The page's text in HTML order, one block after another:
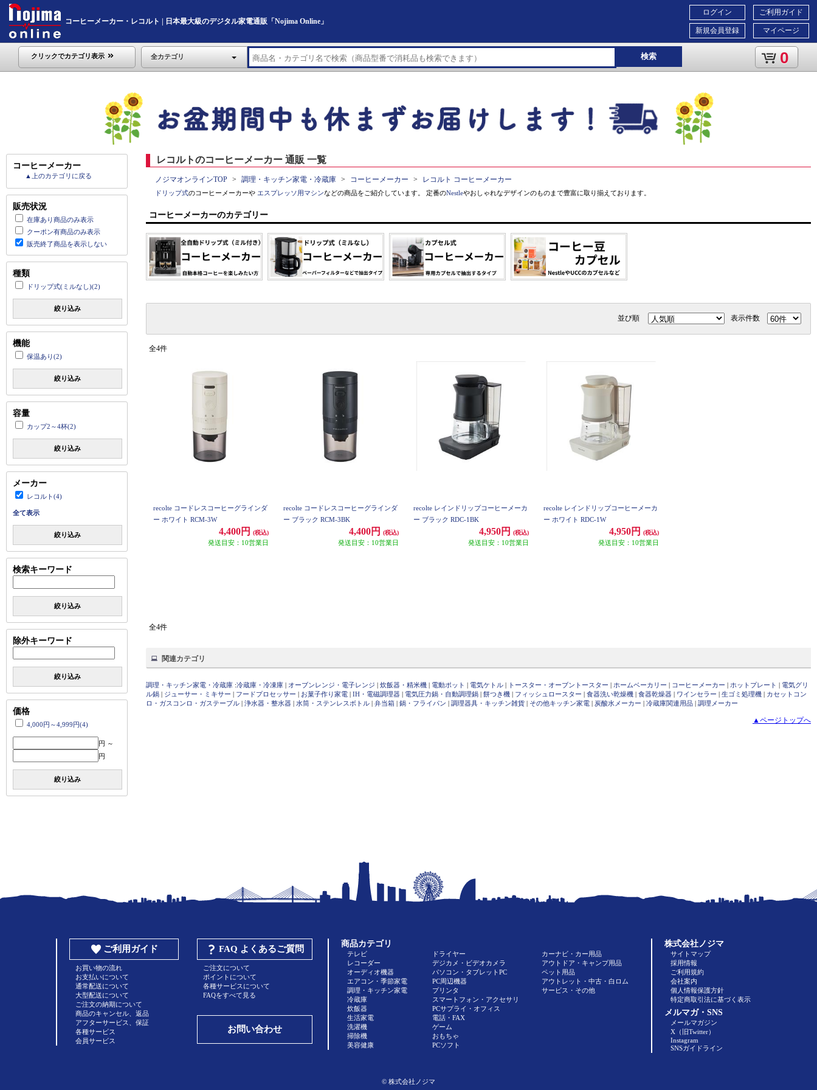
コーヒーメーカー・レコルト | 日本最大級のデジタル家電通販「Nojima Online」
ご利用ガイド
マイページ
ログイン
新規会員登録
クリックでカテゴリ表示 全カテゴリ 検索 0
コーヒーメーカー
▲上のカテゴリに戻る
販売状況
在庫あり商品のみ表示
クーポン有商品のみ表示
販売終了商品を表示しない
種類
ドリップ式(ミルなし)(2)
絞り込み
機能
保温あり(2)
絞り込み
容量
カップ2～4杯(2)
絞り込み
メーカー
レコルト(4)
全て表示
絞り込み
検索キーワード
絞り込み
除外キーワード
絞り込み
価格
4,000円～4,999円(4)
円 ～
円
絞り込み
レコルトのコーヒーメーカー 通販 一覧
ノジマオンラインTOP 調理・キッチン家電・冷蔵庫 コーヒーメーカー レコルト コーヒーメーカー
ドリップ式のコーヒーメーカーや エスプレッソ用マシンなどの商品をご紹介しています。 定番のNestleやおしゃれなデザインのものまで豊富に取り揃えております。
コーヒーメーカーのカテゴリー
並び順 表示件数
全4件
recolte コードレスコーヒーグラインダ
ー ホワイト RCM-3W
4,400円 (税込)
発送目安：10営業日
recolte コードレスコーヒーグラインダ
ー ブラック RCM-3BK
4,400円 (税込)
発送目安：10営業日
recolte レインドリップコーヒーメーカ
ー ブラック RDC-1BK
4,950円 (税込)
発送目安：10営業日
recolte レインドリップコーヒーメーカ
ー ホワイト RDC-1W
4,950円 (税込)
発送目安：10営業日
全4件
関連カテゴリ
調理・キッチン家電・冷蔵庫 :冷蔵庫・冷凍庫 | オーブンレンジ・電子レンジ | 炊飯器・精米機 | 電動ポット | 電気ケトル | トースター・オーブントースター | ホームベーカリー | コーヒーメーカー | ホットプレート | 電気グリ
ル鍋 | ジューサー・ミキサー | フードプロセッサー | お菓子作り家電 | IH・電磁調理器 | 電気圧力鍋・自動調理鍋 | 餅つき機 | フィッシュロースター | 食器洗い乾燥機 | 食器乾燥器 | ワインセラー | 生ゴミ処理機 | カセットコン
ロ・ガスコンロ・ガステーブル | 浄水器・整水器 | 水筒・ステンレスボトル | 弁当箱 | 鍋・フライパン | 調理器具・キッチン雑貨 | その他キッチン家電 | 炭酸水メーカー | 冷蔵庫関連用品 | 調理メーカー
▲ページトップへ
ご利用ガイド
お買い物の流れ
お支払いについて
通常配送について
大型配送について
ご注文の納期について
商品のキャンセル、返品
アフターサービス、保証
各種サービス
会員サービス
FAQ よくあるご質問
ご注文について
ポイントについて
各種サービスについて
FAQをすべて見る
お問い合わせ
商品カテゴリ
テレビ
レコーダー
オーディオ機器
エアコン・季節家電
調理・キッチン家電
冷蔵庫
炊飯器
生活家電
洗濯機
掃除機
美容健康
ドライヤー
デジカメ・ビデオカメラ
パソコン・タブレットPC
PC周辺機器
プリンタ
スマートフォン・アクセサリ
PCサプライ・オフィス
電話・FAX
ゲーム
おもちゃ
PCソフト
カーナビ・カー用品
アウトドア・キャンプ用品
ペット用品
アウトレット・中古・白ロム
サービス・その他
株式会社ノジマ
サイトマップ
採用情報
ご利用規約
会社案内
個人情報保護方針
特定商取引法に基づく表示
メルマガ・SNS
メールマガジン
X（旧Twitter）
Instagram
SNSガイドライン
© 株式会社ノジマ